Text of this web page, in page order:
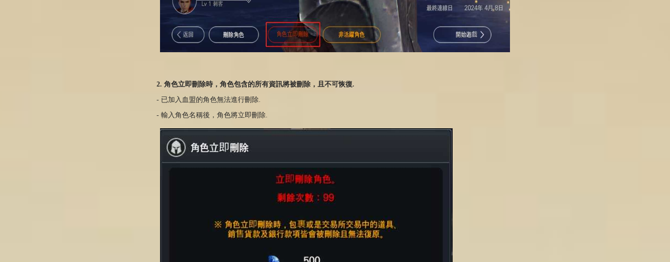
2. 角色立即刪除時，角色包含的所有資訊將被刪除，且不可恢復.
- 已加入血盟的角色無法進行刪除.
- 輸入角色名稱後，角色將立即刪除.